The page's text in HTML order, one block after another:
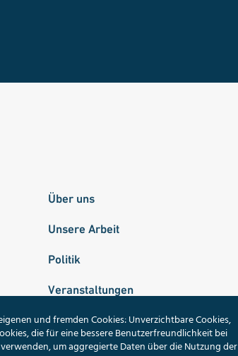
Über uns
Unsere Arbeit
Politik
Veranstaltungen
Publikationen
Unsere Themen
und fremden Cookies: Unverzichtbare Cookies,
die für eine bessere Benutzerfreundlichkeit bei
um aggregierte Daten über die Nutzung der